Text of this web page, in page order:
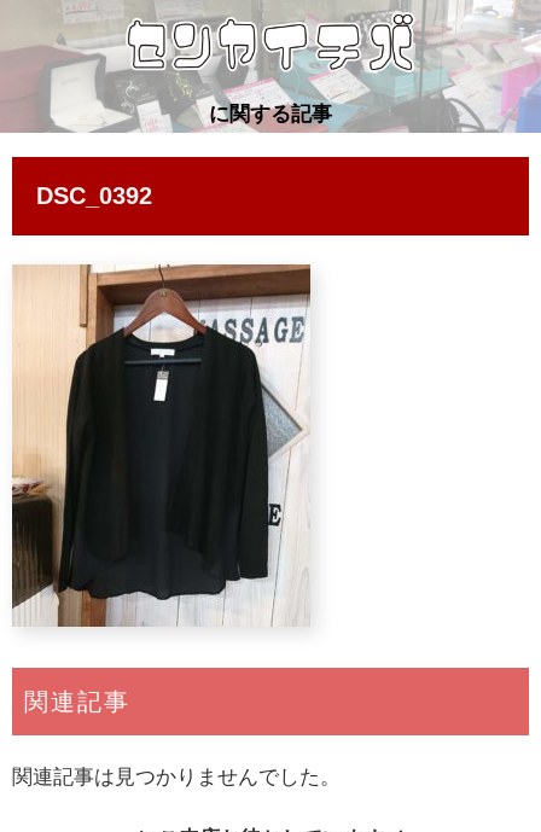
に関する記事
DSC_0392
関連記事
関連記事は見つかりませんでした。